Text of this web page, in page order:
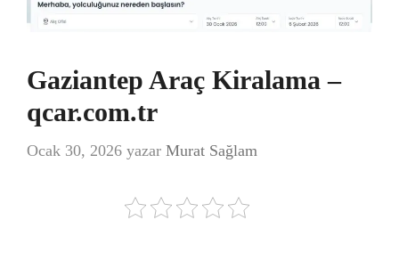
Gaziantep Araç Kiralama –
qcar.com.tr
Ocak 30, 2026 yazar Murat Sağlam